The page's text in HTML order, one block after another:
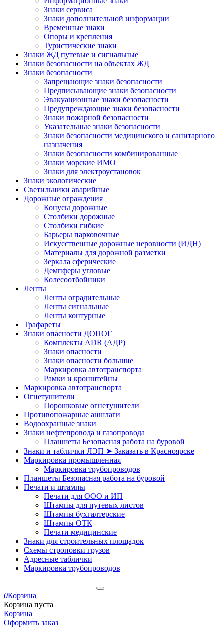
Знаки сервиса
Знаки дополнительной информации
Временные знаки
Опоры и крепления
Туристические знаки
Знаки ЖД путевые и сигнальные
Знаки безопасности на объектах ЖД
Знаки безопасности
Запрещающие знаки безопасности
Предписывающие знаки безопасности
Эвакуационные знаки безопасности
Предупреждающие знаки безопасности
Знаки пожарной безопасности
Указательные знаки безопасности
Знаки безопасности медицинского и санитарного
назначения
Знаки безопасности комбинированные
Знаки морские ИМО
Знаки для электроустановок
Знаки экологические
Светильники аварийные
Дорожные ограждения
Конусы дорожные
Столбики дорожные
Столбики гибкие
Барьеры парковочные
Искусственные дорожные неровности (ИДН)
Материалы для дорожной разметки
Зеркала сферические
Демпферы угловые
Колесоотбойники
Ленты
Ленты оградительные
Ленты сигнальные
Ленты контурные
Трафареты
Знаки опасности ДОПОГ
Комплекты ADR (АДР)
Знаки опасности
Знаки опасности большие
Маркировка автотранспорта
Рамки и кронштейны
Маркировка автотранспорта
Огнетушители
Порошковые огнетушители
Противопожарные аншлаги
Водоохранные знаки
Знаки нефтепровода и газопровода
Планшеты Безопасная работа на буровой
Знаки и таблички ЛЭП ➤ Заказать в Красноярске
Маркировка промышленная
Маркировка трубопроводов
Планшеты Безопасная работа на буровой
Печати и штампы
Печати для ООО и ИП
Штампы для путевых листов
Штампы бухгалтерские
Штампы ОТК
Печати медицинские
Знаки для строительных площадок
Схемы строповки грузов
Адресные таблички
Маркировка трубопроводов
0Корзина
Корзина пуста
Корзина
Оформить заказ